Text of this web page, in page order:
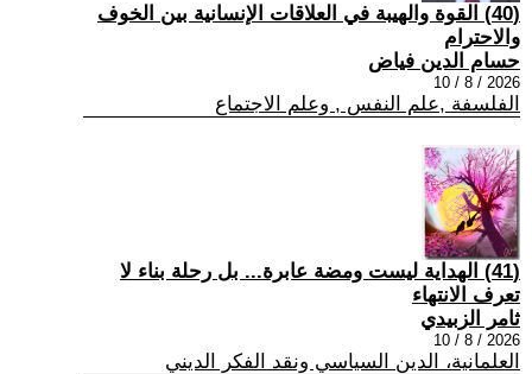
(40) القوة والهيبة في العلاقات الإنسانية بين الخوف
والاحترام
حسام الدين فياض
2026 / 8 / 10
الفلسفة ,علم النفس , وعلم الاجتماع
(41) الهداية ليست ومضة عابرة... بل رحلة بناء لا
تعرف الانتهاء
ثامر الزبيدي
2026 / 8 / 10
العلمانية، الدين السياسي ونقد الفكر الديني